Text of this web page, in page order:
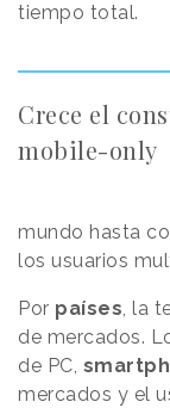
tiempo total.
Crece el
mobile-only
mundo hasta
los usuarios
Por países, la
de mercados.
de PC,
mercados y el